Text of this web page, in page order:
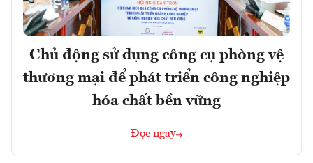
Chủ động sử dụng công cụ phòng vệ
thương mại để phát triển công nghiệp
hóa chất bền vững
Đọc ngay